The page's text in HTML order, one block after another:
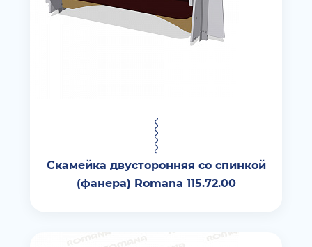
Скамейка двусторонняя со спинкой
(фанера) Romana 115.72.00